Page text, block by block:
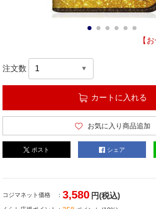
【
注文数
カートに入れる
お気に入り商品追加
ポスト シェア
コジマネット価格 3,580 円(税込)